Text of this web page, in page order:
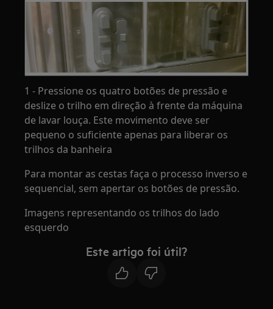
1 - Pressione os quatro botões de pressão e
deslize o trilho em direção à frente da máquina
de lavar louça. Este movimento deve ser
pequeno o suficiente apenas para liberar os
trilhos da banheira
Para montar as cestas faça o processo inverso e
sequencial, sem apertar os botões de pressão.
Imagens representando os trilhos do lado
esquerdo
Este artigo foi útil?